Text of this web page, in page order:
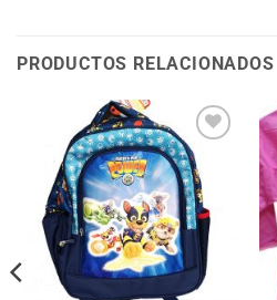
PRODUCTOS RELACIONADOS
Añadir
a la
lista
de
deseos